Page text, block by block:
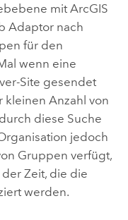
mit ArcGIS
Adaptor nach
für den
wenn eine
-Site gesendet
kleinen Anzahl von
diese Suche
jedoch
Gruppen verfügt,
Zeit, die die
werden.